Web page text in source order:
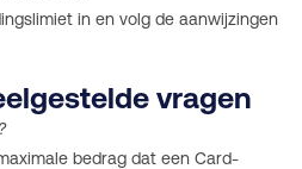
in en volg de aanwijzingen
vragen
bedrag dat een Card-